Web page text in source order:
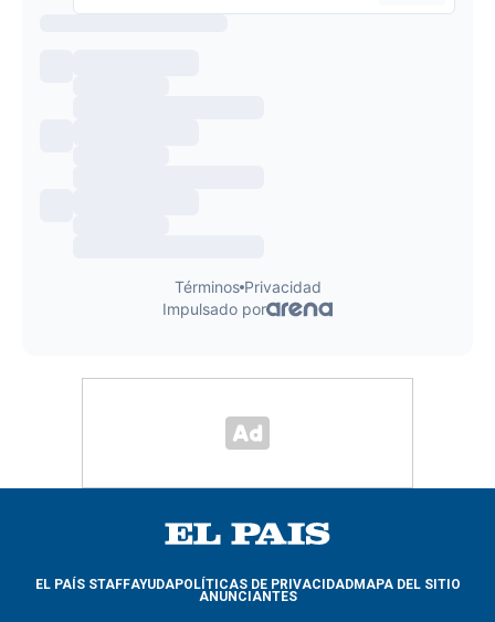
EL PAÍS STAFFAYUDAPOLÍTICAS DE PRIVACIDADMAPA DEL SITIO
ANUNCIANTES